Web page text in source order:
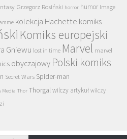
Grzegorz Rosiński horror humor Image
kolekcja Hachette komiks
Komiks europejski
Gniewu lost in time Marvel marvel
obyczajowy Polski komiks
Secret Wars Spider-man
Media Thor Thorgalwilczy artykuł wilczy